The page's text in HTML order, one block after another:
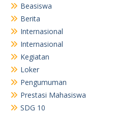
Beasiswa
Berita
Internasional
Internasional
Kegiatan
Loker
Pengumuman
Prestasi Mahasiswa
SDG 10